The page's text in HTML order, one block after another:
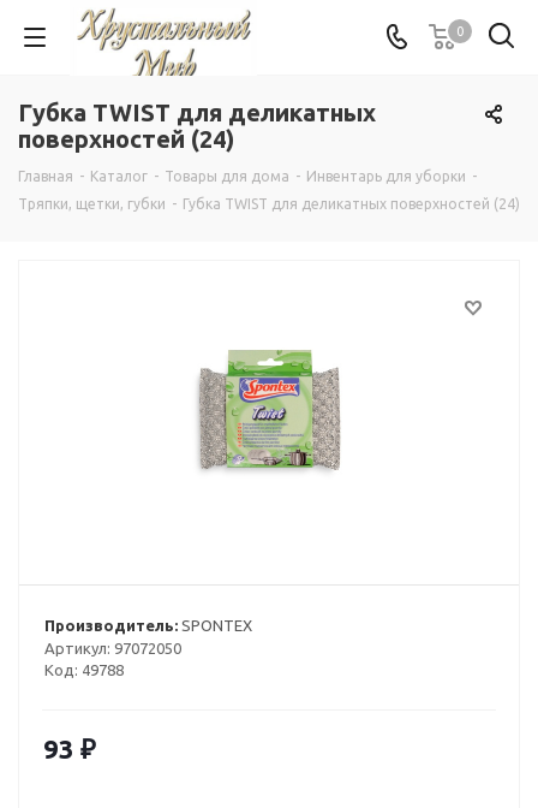
0
Губка TWIST для деликатных
поверхностей (24)
Главная - Каталог - Товары для дома - Инвентарь для уборки -
Тряпки, щетки, губки - Губка TWIST для деликатных поверхностей (24)
Производитель: SPONTEX
Артикул: 97072050
Код: 49788
93 ₽